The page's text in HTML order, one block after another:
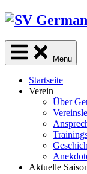
Skip
content
Menu
Startseite
Verein
Über
Aktuelle